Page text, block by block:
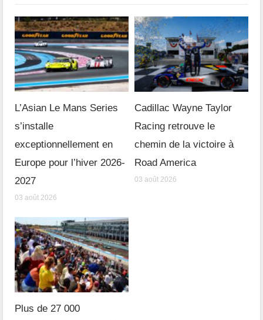
L’Asian Le Mans Series
s’installe
exceptionnellement en
Europe pour l’hiver 2026-
2027
03 août 2026
Cadillac Wayne Taylor
Racing retrouve le
chemin de la victoire à
Road America
03 août 2026
Plus de 27 000